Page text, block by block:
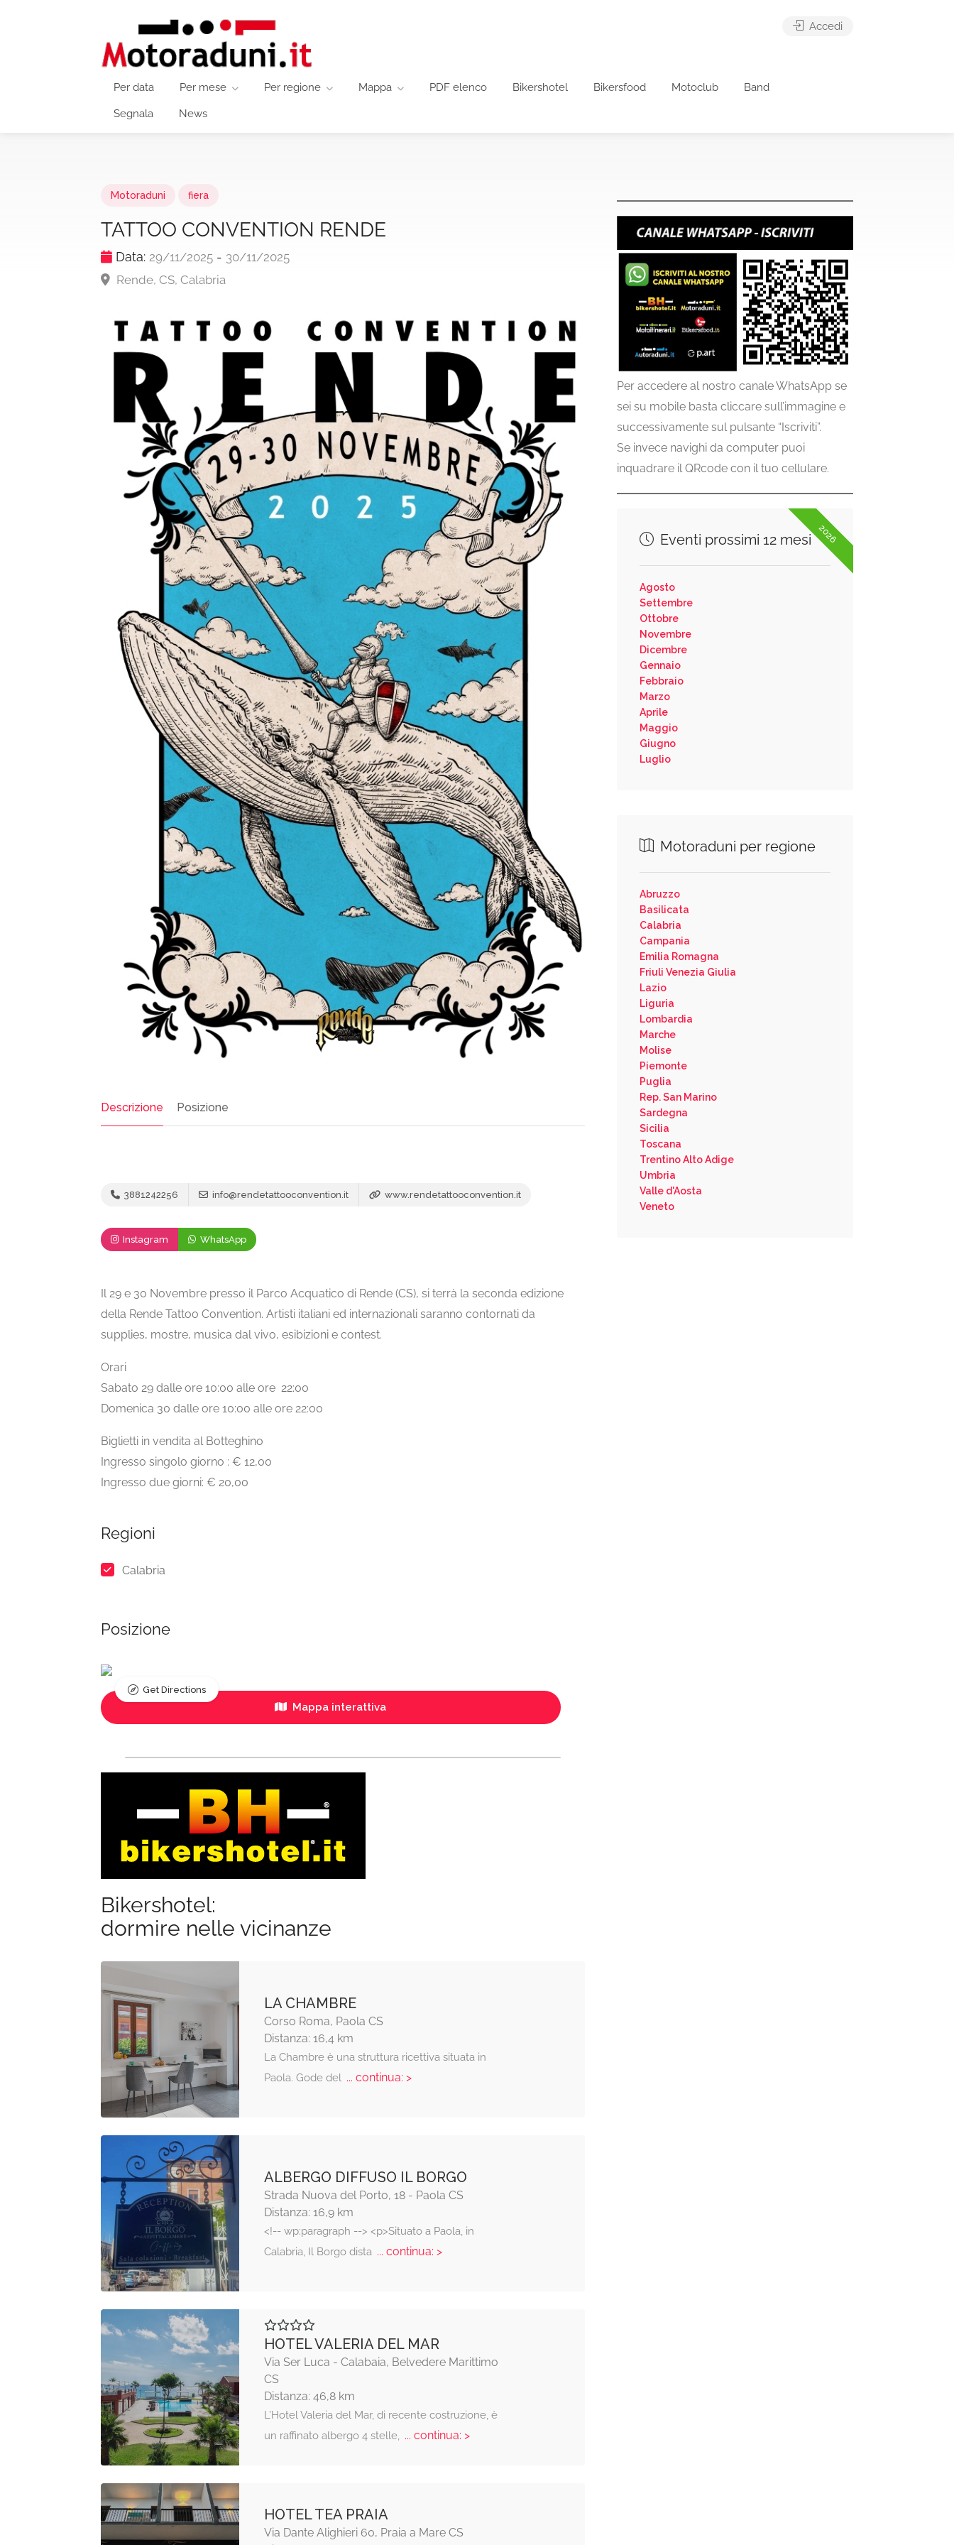
Per data Per mese Per regione Mappa PDF elenco Bikershotel Bikersfood Motoclub Band
Segnala News
Accedi
Motoraduni fiera
TATTOO CONVENTION RENDE
Data: 29/11/2025 - 30/11/2025
Rende, CS, Calabria
Descrizione Posizione
3881242256 info@rendetattooconvention.it www.rendetattooconvention.it
Instagram WhatsApp
Il 29 e 30 Novembre presso il Parco Acquatico di Rende (CS), si terrà la seconda edizione
della Rende Tattoo Convention. Artisti italiani ed internazionali saranno contornati da
supplies, mostre, musica dal vivo, esibizioni e contest.
Orari
Sabato 29 dalle ore 10:00 alle ore 22:00
Domenica 30 dalle ore 10:00 alle ore 22:00
Biglietti in vendita al Botteghino
Ingresso singolo giorno : € 12,00
Ingresso due giorni: € 20,00
Regioni
Calabria
Posizione
Mappa interattiva
Get Directions
Bikershotel:
dormire nelle vicinanze
LA CHAMBRE
Corso Roma, Paola CS
Distanza: 16,4 km
La Chambre è una struttura ricettiva situata in
Paola. Gode del... continua: >
ALBERGO DIFFUSO IL BORGO
Strada Nuova del Porto, 18 - Paola CS
Distanza: 16,9 km
<!-- wp:paragraph --> <p>Situato a Paola, in
Calabria, Il Borgo dista... continua: >
HOTEL VALERIA DEL MAR
Via Ser Luca - Calabaia, Belvedere Marittimo
CS
Distanza: 46,8 km
L’Hotel Valeria del Mar, di recente costruzione, è
un raffinato albergo 4 stelle,... continua: >
HOTEL TEA PRAIA
Via Dante Alighieri 60, Praia a Mare CS
Per accedere al nostro canale WhatsApp se
sei su mobile basta cliccare sull’immagine e
successivamente sul pulsante “Iscriviti”.
Se invece navighi da computer puoi
inquadrare il QRcode con il tuo cellulare.
2026
Eventi prossimi 12 mesi
Agosto
Settembre
Ottobre
Novembre
Dicembre
Gennaio
Febbraio
Marzo
Aprile
Maggio
Giugno
Luglio
Motoraduni per regione
Abruzzo
Basilicata
Calabria
Campania
Emilia Romagna
Friuli Venezia Giulia
Lazio
Liguria
Lombardia
Marche
Molise
Piemonte
Puglia
Rep. San Marino
Sardegna
Sicilia
Toscana
Trentino Alto Adige
Umbria
Valle d'Aosta
Veneto